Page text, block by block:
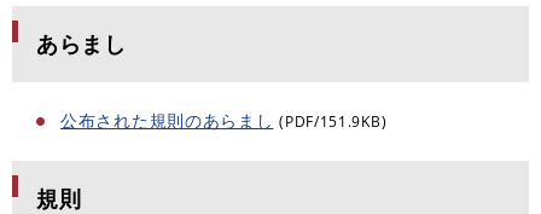
あらまし
公布された規則のあらまし (PDF/151.9KB)
規則